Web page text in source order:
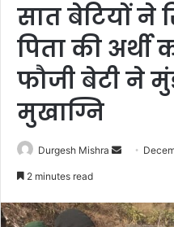
सात बेटियों ने
पिता की अर्थी
फौजी बेटी ने
मुखाग्नि
Durgesh Mishra
Send
2 minutes read